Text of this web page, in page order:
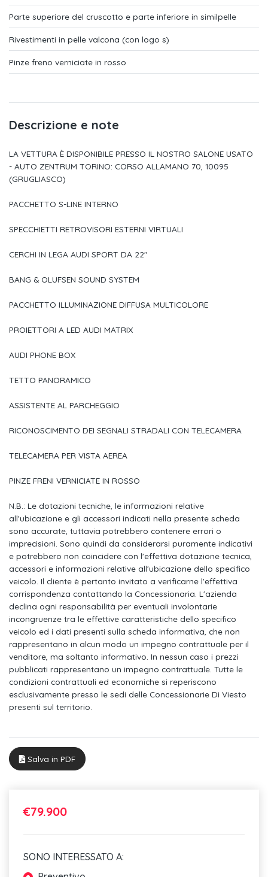
Cielo dell'abitacolo in tessuto nero
Quattro
Sistema di ricarica e-tron compact
Kit di riparazione pneumatici
Dispositivo elettronico antiavviamento (immobilizer) integrato
nella centralina del motore
Bulloni antifurto per cerchi con riconoscimento ruota allentata
Pacchetto esterno lucido
Pacchetto non fumatori
Appoggiatesta anteriori
Airbag laterali anteriori e sistema di airbag per la testa
Servosterzo progressivo
senza cornice
Sistema di ancoraggio isofix e 3° punto di ancoraggio con
Dispositivo per la disattivazione dell'airbag lato passeggero
Audi pre sense front
Avvertimento in caso di abbandono della corsia con
emergency assist
Cavo di ricarica pubblico (mode 3) 22 kw
Vetri atermici
Parabrezza in vetro acustico isolante con vetri atermici
Sedili anteriori a regolazione elettrica con funzione memory
per sedile
Appoggiabraccia centrale anteriore comfort regolabile in
inclinazione e lunghezza
Parte superiore del cruscotto e parte inferiore in similpelle
Rivestimenti in pelle valcona (con logo s)
Pinze freno verniciate in rosso
Descrizione e note
LA VETTURA È DISPONIBILE PRESSO IL NOSTRO SALONE USATO
- AUTO ZENTRUM TORINO: CORSO ALLAMANO 70, 10095
(GRUGLIASCO)
PACCHETTO S-LINE INTERNO
SPECCHIETTI RETROVISORI ESTERNI VIRTUALI
CERCHI IN LEGA AUDI SPORT DA 22"
BANG & OLUFSEN SOUND SYSTEM
PACCHETTO ILLUMINAZIONE DIFFUSA MULTICOLORE
PROIETTORI A LED AUDI MATRIX
AUDI PHONE BOX
TETTO PANORAMICO
ASSISTENTE AL PARCHEGGIO
RICONOSCIMENTO DEI SEGNALI STRADALI CON TELECAMERA
TELECAMERA PER VISTA AEREA
PINZE FRENI VERNICIATE IN ROSSO
N.B.: Le dotazioni tecniche, le informazioni relative
all'ubicazione e gli accessori indicati nella presente scheda
sono accurate, tuttavia potrebbero contenere errori o
imprecisioni. Sono quindi da considerarsi puramente indicativi
e potrebbero non coincidere con l'effettiva dotazione tecnica,
accessori e informazioni relative all'ubicazione dello specifico
veicolo. Il cliente è pertanto invitato a verificarne l'effettiva
corrispondenza contattando la Concessionaria. L'azienda
declina ogni responsabilità per eventuali involontarie
incongruenze tra le effettive caratteristiche dello specifico
veicolo ed i dati presenti sulla scheda informativa, che non
rappresentano in alcun modo un impegno contrattuale per il
venditore, ma soltanto informativo. In nessun caso i prezzi
pubblicati rappresentano un impegno contrattuale. Tutte le
condizioni contrattuali ed economiche si reperiscono
esclusivamente presso le sedi delle Concessionarie Di Viesto
presenti sul territorio.
Salva in PDF
€79.900
SONO INTERESSATO A: